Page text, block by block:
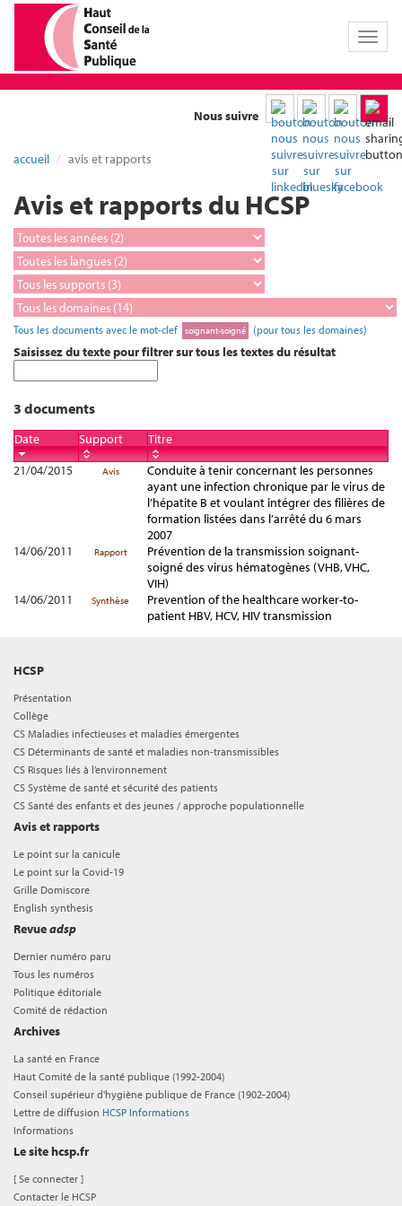
Toggle
Nous suivre
accueil avis et rapports
Avis et rapports du HCSP
Tous les documents avec le mot-clef soignant-soigné (pour tous les domaines)
Saisissez du texte pour filtrer sur tous les textes du résultat
3 documents
Date Support
Titre
21/04/2015
Avis
Conduite à tenir concernant les personnes
ayant une infection chronique par le virus de
l’hépatite B et voulant intégrer des filières de
formation listées dans l’arrêté du 6 mars
2007
14/06/2011
Rapport
Prévention de la transmission soignant-
soigné des virus hématogènes (VHB, VHC,
VIH)
14/06/2011
Synthèse
Prevention of the healthcare worker-to-
patient HBV, HCV, HIV transmission
HCSP
Présentation
Collège
CS Maladies infectieuses et maladies émergentes
CS Déterminants de santé et maladies non-transmissibles
CS Risques liés à l’environnement
CS Système de santé et sécurité des patients
CS Santé des enfants et des jeunes / approche populationnelle
Avis et rapports
Le point sur la canicule
Le point sur la Covid-19
Grille Domiscore
English synthesis
Revueadsp
Dernier numéro paru
Tous les numéros
Politique éditoriale
Comité de rédaction
Archives
La santé en France
Haut Comité de la santé publique (1992-2004)
Conseil supérieur d'hygiène publique de France (1902-2004)
Lettre de diffusion HCSP Informations
Informations
Le site hcsp.fr
[Se connecter ]
Contacter le HCSP